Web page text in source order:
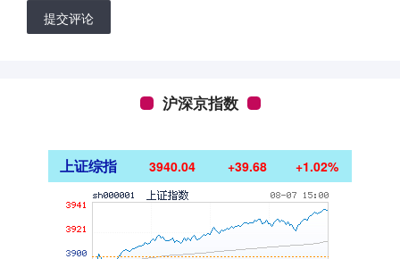
提交评论
沪深京指数
上证综指 3940.04 +39.68 +1.02%